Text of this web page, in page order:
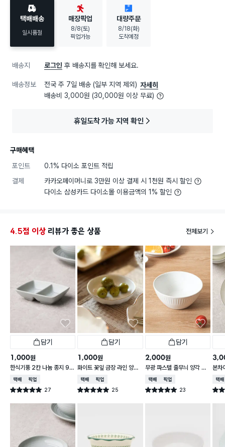
택배배송
일시품절
매장픽업
8/8(토)
픽업가능
대량주문
8/18(화)
도착예정
배송지 로그인 후 배송지를 확인해 보세요.
배송정보 전국 주 7일 배송 (일부 지역 제외) 자세히
배송비 3,000원 (30,000원 이상 무료)
휴일도착 가능 지역 확인
구매혜택
포인트
0.1% 다이소 포인트 적립
결제
카카오페이머니로 3만원 이상 결제 시 1천원 즉시 할인
다이소 삼성카드 다이소몰 이용금액의 1% 할인
4.5점 이상 리뷰가 좋은 상품 전체보기
담기
1,000원
한식기풍 2칸 나눔 종지 9 c
m
택배배송매장픽업
별점 5.0점 27
건 작성
담기
1,000원
화이트 꽃잎 금장 라인 양각
종지 10 cm
택배배송매장픽업
별점 5.0점 25
건 작성
담기
2,000원
무광 파스텔 줄무늬 양각 대
접 13 cm
택배배송매장픽업
별점 5.0점 23
건 작성
본차
접
택배
별점